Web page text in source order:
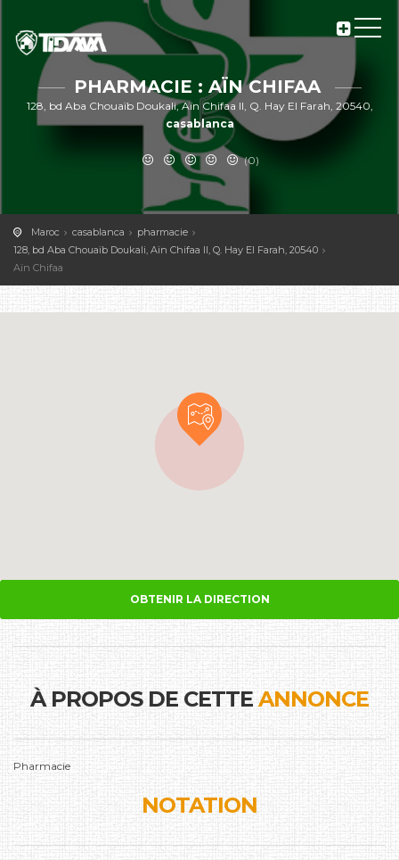
PHARMACIE : AÏN CHIFAA
128, bd Aba Chouaïb Doukali, Aïn Chifaa II, Q. Hay El Farah, 20540,
casablanca
(0)
Maroc casablanca
pharmacie
128, bd Aba Chouaïb Doukali, Aïn Chifaa II, Q. Hay El Farah, 20540
Aïn Chifaa
OBTENIR LA DIRECTION
À PROPOS DE CETTEANNONCE
Pharmacie
NOTATION